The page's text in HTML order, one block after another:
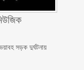
সড়ক দুর্ঘটনায়